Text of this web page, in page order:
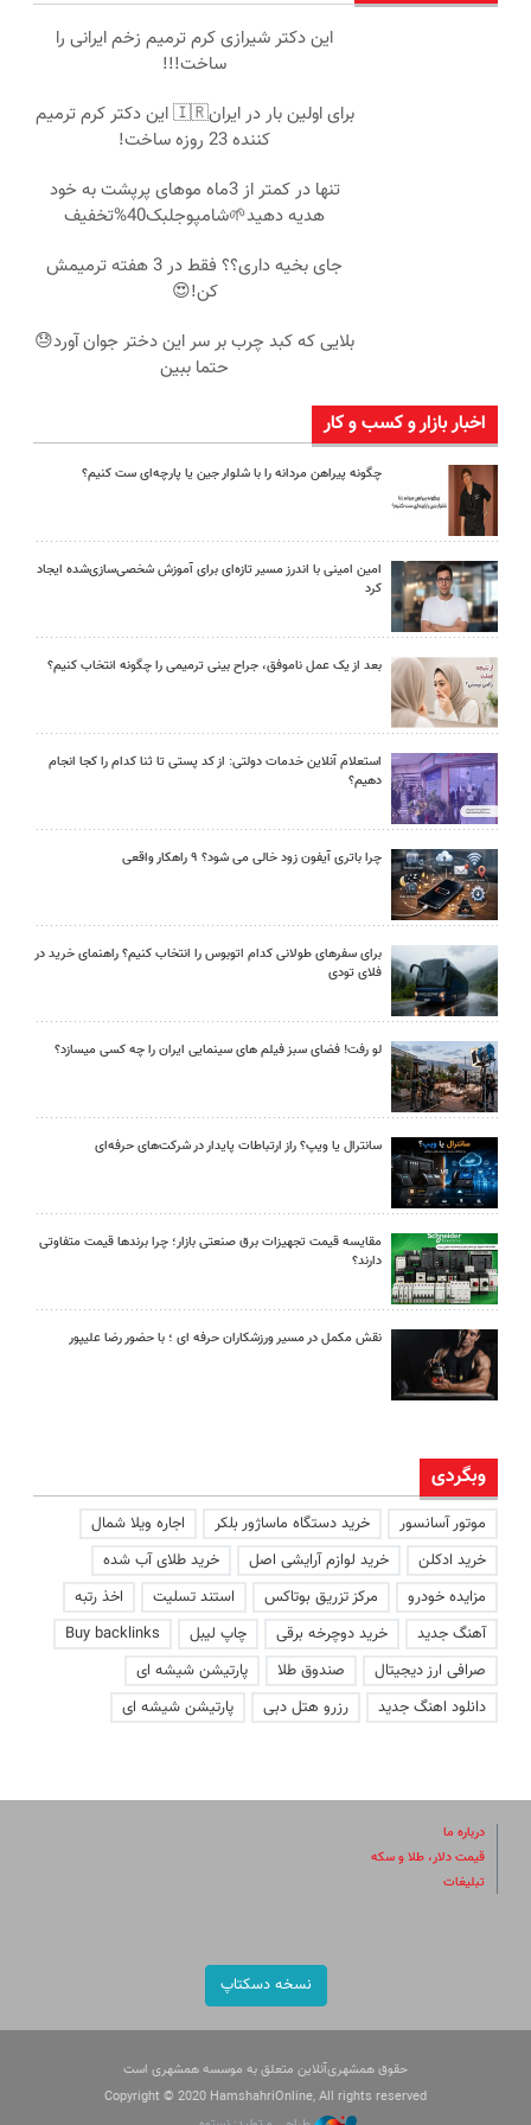
این دکتر شیرازی کرم ترمیم زخم ایرانی را
ساخت!!!
برای اولین بار در ایران🇮🇷 این دکتر کرم ترمیم
کننده 23 روزه ساخت!
تنها در کمتر از 3ماه موهای پرپشت به خود
هدیه دهید🌱شامپوجلبک40%تخفیف
جای بخیه داری؟؟ فقط در 3 هفته ترمیمش
کن!😍
بلایی که کبد چرب بر سر این دختر جوان آورد😓
حتما ببین
اخبار بازار و کسب و کار
چگونه پیراهن مردانه را با شلوار جین یا پارچه‌ای ست کنیم؟
امین امینی با اندرز مسیر تازه‌ای برای آموزش شخصی‌سازی‌شده ایجاد
کرد
بعد از یک عمل ناموفق، جراح بینی ترمیمی را چگونه انتخاب کنیم؟
استعلام آنلاین خدمات دولتی: از کد پستی تا ثنا کدام را کجا انجام
دهیم؟
چرا باتری آیفون زود خالی می شود؟ ۹ راهکار واقعی
برای سفرهای طولانی کدام اتوبوس را انتخاب کنیم؟ راهنمای خرید در
فلای تودی
لو رفت! فضای سبز فیلم های سینمایی ایران را چه کسی میسازد؟
سانترال یا ویپ؟ راز ارتباطات پایدار در شرکت‌های حرفه‌ای
مقایسه قیمت تجهیزات برق صنعتی بازار؛ چرا برندها قیمت متفاوتی
دارند؟
نقش مکمل در مسیر ورزشکاران حرفه ای ؛ با حضور رضا علیپور
وبگردی
موتور آسانسور خرید دستگاه ماساژور بلکر
اجاره ویلا شمال
خرید ادکلن
خرید لوازم آرایشی اصل
خرید طلای آب شده
مزایده خودرو
مرکز تزریق بوتاکس استند تسلیت
اخذ رتبه
آهنگ جدید
خرید دوچرخه برقی چاپ لیبل
Buy backlinks
صرافی ارز دیجیتال
صندوق طلا
پارتیشن شیشه ای
دانلود اهنگ جدید
رزرو هتل دبی پارتیشن شیشه ای
درباره ما
قیمت دلار، طلا و سکه
تبلیغات
نسخه دسکتاپ
حقوق همشهری‌آنلاین متعلق به موسسه همشهری است
Copyright © 2020 HamshahriOnline, All rights reserved